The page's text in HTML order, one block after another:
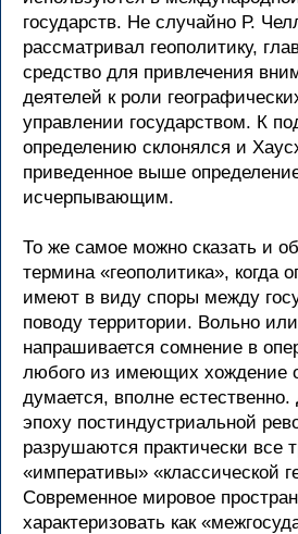
государств. Не случайно Р.
рассматривал геополитику,
средство для привлечения
деятелей к роли
управлении государством. К
определению склонялся и
приведенное выше
исчерпывающим.
То же самое можно сказать и
термина «геополитика», когда
имеют в виду споры между
поводу территории. Вольно
напрашивается сомнение в
любого из имеющих хождение
думается, вполне
эпоху постиндустриальной
разрушаются практически все
«императивы» «классической
Современное мировое
характеризовать как